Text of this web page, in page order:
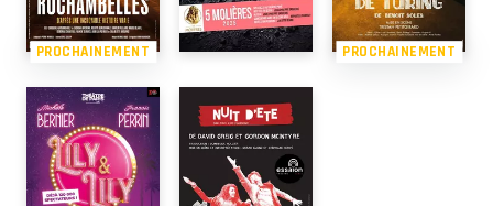
PROCHAINEMENT PROCHAINEMENT